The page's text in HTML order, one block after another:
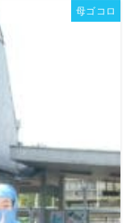
母ゴコロ